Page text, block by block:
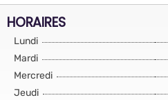
HORAIRES
Lundi
Mardi
Mercredi
Jeudi